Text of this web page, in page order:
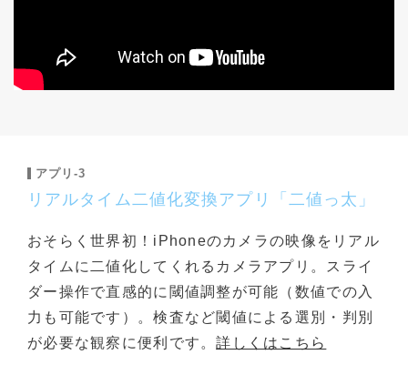
アプリ-3
リアルタイム二値化変換アプリ「二値っ太」
おそらく世界初！iPhoneのカメラの映像をリアル
タイムに二値化してくれるカメラアプリ。スライ
ダー操作で直感的に閾値調整が可能（数値での入
力も可能です）。検査など閾値による選別・判別
が必要な観察に便利です。詳しくはこちら